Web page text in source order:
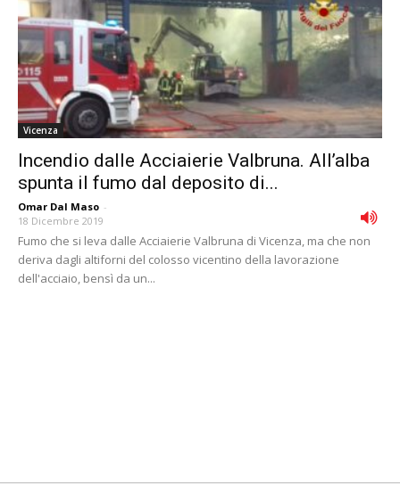
Vicenza
Incendio dalle Acciaierie Valbruna. All’alba
spunta il fumo dal deposito di...
Omar Dal Maso -
18 Dicembre 2019
Fumo che si leva dalle Acciaierie Valbruna di Vicenza, ma che non
deriva dagli altiforni del colosso vicentino della lavorazione
dell'acciaio, bensì da un...